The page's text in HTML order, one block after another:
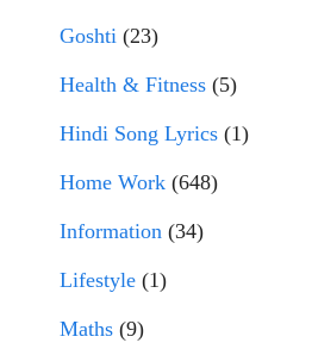
Goshti (23)
Health & Fitness (5)
Hindi Song Lyrics (1)
Home Work (648)
Information (34)
Lifestyle (1)
Maths (9)